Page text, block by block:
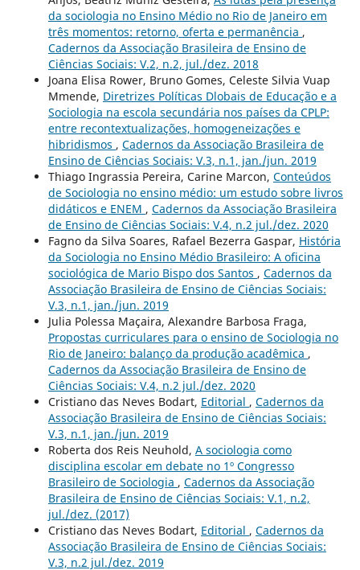
da sociologia no Ensino Médio no Rio de Janeiro em
três momentos: retorno, oferta e permanência ,
Cadernos da Associação Brasileira de Ensino de
Ciências Sociais: V.2, n.2, jul./dez. 2018
Joana Elisa Rower, Bruno Gomes, Celeste Silvia Vuap
Mmende, Diretrizes Políticas Dlobais de Educação e a
Sociologia na escola secundária nos países da CPLP:
entre recontextualizações, homogeneizações e
hibridismos , Cadernos da Associação Brasileira de
Ensino de Ciências Sociais: V.3, n.1, jan./jun. 2019
Thiago Ingrassia Pereira, Carine Marcon, Conteúdos
de Sociologia no ensino médio: um estudo sobre livros
didáticos e ENEM , Cadernos da Associação Brasileira
de Ensino de Ciências Sociais: V.4, n.2 jul./dez. 2020
Fagno da Silva Soares, Rafael Bezerra Gaspar, História
da Sociologia no Ensino Médio Brasileiro: A oficina
sociológica de Mario Bispo dos Santos , Cadernos da
Associação Brasileira de Ensino de Ciências Sociais:
V.3, n.1, jan./jun. 2019
Julia Polessa Maçaira, Alexandre Barbosa Fraga,
Propostas curriculares para o ensino de Sociologia no
Rio de Janeiro: balanço da produção acadêmica ,
Cadernos da Associação Brasileira de Ensino de
Ciências Sociais: V.4, n.2 jul./dez. 2020
Cristiano das Neves Bodart, Editorial , Cadernos da
Associação Brasileira de Ensino de Ciências Sociais:
V.3, n.1, jan./jun. 2019
Roberta dos Reis Neuhold, A sociologia como
disciplina escolar em debate no 1º Congresso
Brasileiro de Sociologia , Cadernos da Associação
Brasileira de Ensino de Ciências Sociais: V.1, n.2,
jul./dez. (2017)
Cristiano das Neves Bodart, Editorial , Cadernos da
Associação Brasileira de Ensino de Ciências Sociais:
V.3, n.2 jul./dez. 2019